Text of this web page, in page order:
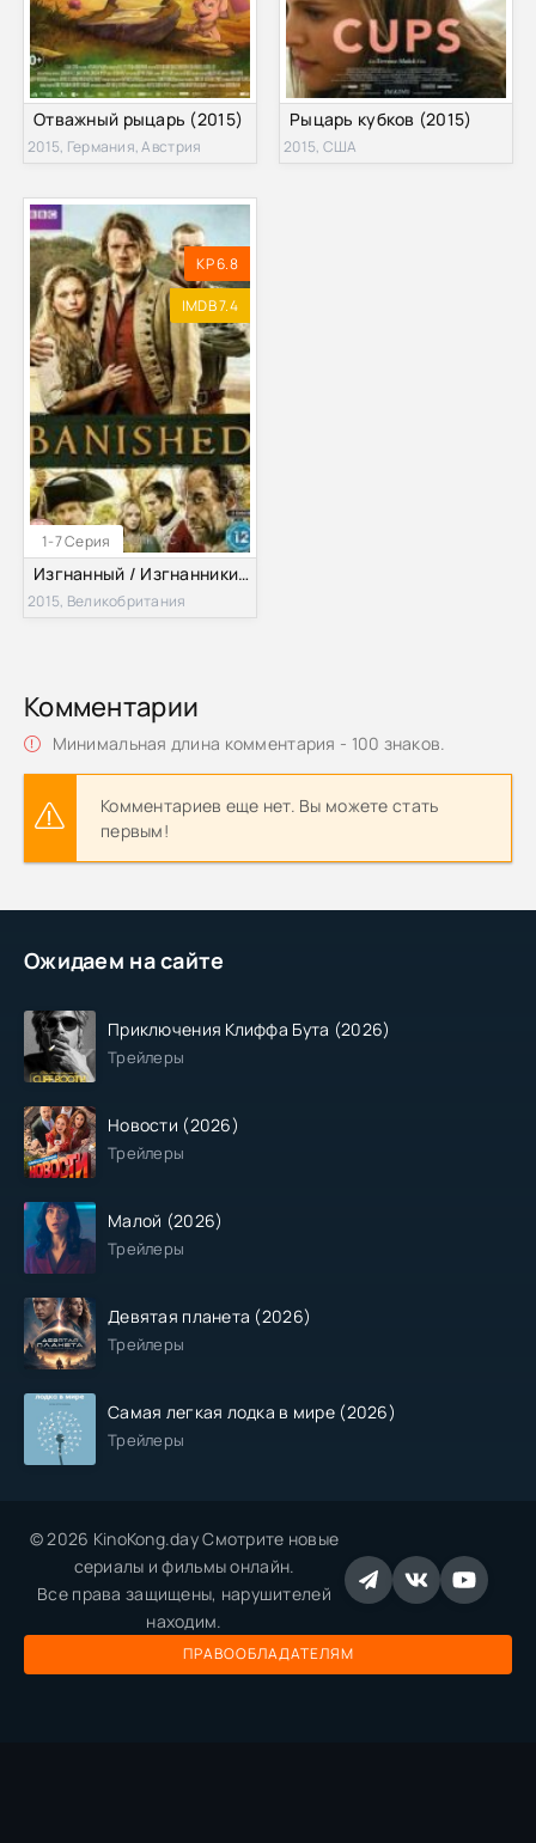
Ожидаем на сайте
Приключения Клиффа Бута (2026)
Трейлеры
Новости (2026)
Трейлеры
Малой (2026)
Трейлеры
Девятая планета (2026)
Трейлеры
Самая легкая лодка в мире (2026)
Трейлеры
Отважный рыцарь (2015)
2015, Германия, Австрия
Рыцарь кубков (2015)
2015, США
1-7 Серия
KP 6.8
IMDB 7.4
Изгнанный / Изгнанники (2015)
2015, Великобритания
Комментарии
Минимальная длина комментария - 100 знаков.
Комментариев еще нет. Вы можете стать
первым!
© 2026 KinoKong.day Смотрите новые
сериалы и фильмы онлайн.
Все права защищены, нарушителей
находим.
ПРАВООБЛАДАТЕЛЯМ